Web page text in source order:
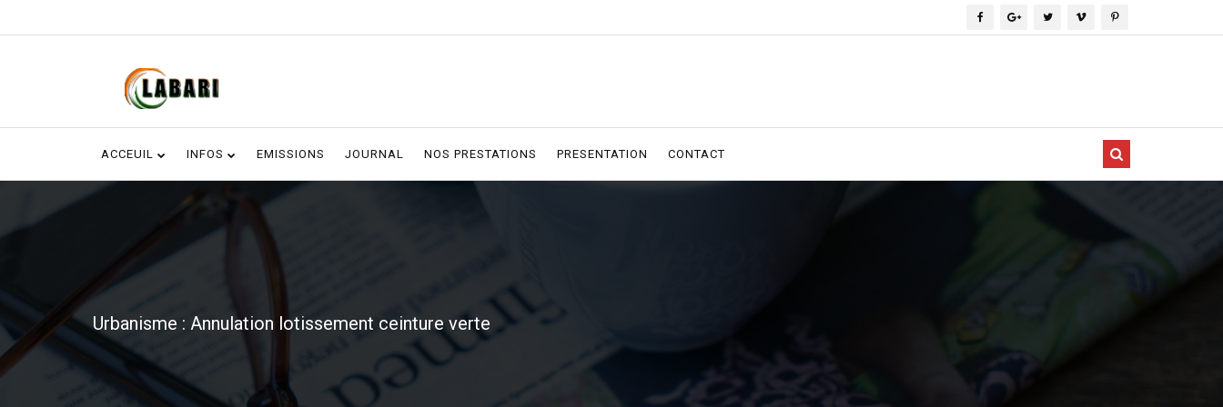
ACCEUIL INFOS EMISSIONS JOURNAL NOS PRESTATIONS PRESENTATION CONTACT
Urbanisme : Annulation lotissement ceinture verte